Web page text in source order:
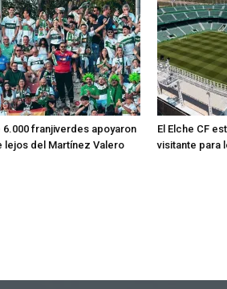
6.000 franjiverdes apoyaron
lejos del Martínez Valero
El Elche CF
visitante para